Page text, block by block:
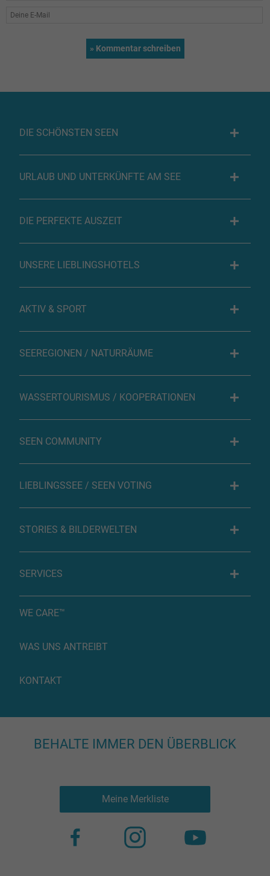
DIE SCHÖNSTEN SEEN
URLAUB UND UNTERKÜNFTE AM SEE
DIE PERFEKTE AUSZEIT
UNSERE LIEBLINGSHOTELS
AKTIV & SPORT
SEEREGIONEN / NATURRÄUME
WASSERTOURISMUS / KOOPERATIONEN
SEEN COMMUNITY
LIEBLINGSSEE / SEEN VOTING
STORIES & BILDERWELTEN
SERVICES
WE CARE™
WAS UNS ANTREIBT
KONTAKT
BEHALTE IMMER DEN ÜBERBLICK
Meine Merkliste